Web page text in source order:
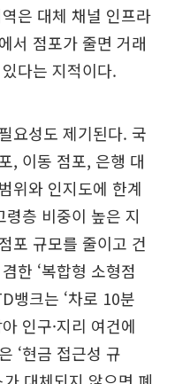
은 대체 채널 인프라
서 점포가 줄면 거래
다는 지적이다.
요성도 제기된다. 국
, 이동 점포, 은행 대
위와 인지도에 한계
층 비중이 높은 지
포 규모를 줄이고 건
한 ‘복합형 소형점
뱅크는 ‘차로 10분
인구·지리 여건에
‘현금 접근성 규